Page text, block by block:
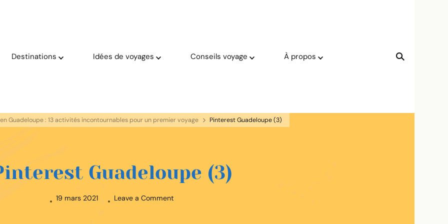
Destinations Idées de voyages Conseils voyage À propos
Guadeloupe : 13 activités incontournables pour un premier voyage Pinterest Guadeloupe (3)
Guadeloupe (3)
19 mars 2021 Leave a Comment